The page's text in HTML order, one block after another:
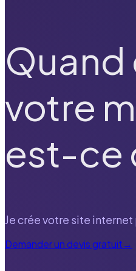
votre
est-ce
Je crée votre site
Demander un devis gratuit→